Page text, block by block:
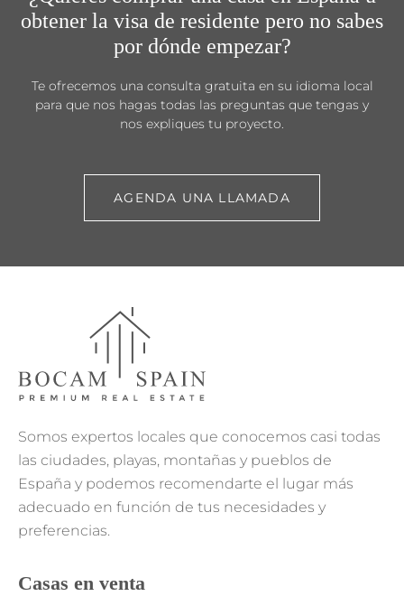
obtener la visa de residente pero no sabes
por dónde empezar?
Te ofrecemos una consulta gratuita en su idioma local
para que nos hagas todas las preguntas que tengas y
nos expliques tu proyecto.
AGENDA UNA LLAMADA
Somos expertos locales que conocemos casi todas
las ciudades, playas, montañas y pueblos de
España y podemos recomendarte el lugar más
adecuado en función de tus necesidades y
preferencias.
Casas en venta